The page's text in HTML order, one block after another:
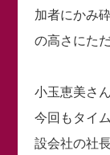
加者にかみ
の高さにた
小玉恵美さん
今回もタイ
設会社の社